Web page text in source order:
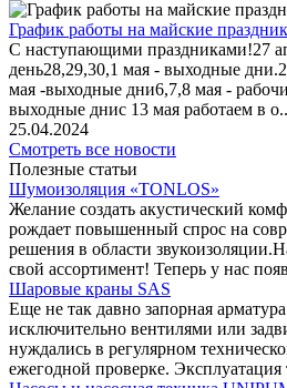
График работы на майские
С наступающими праздниками!27
день28,29,30,1 мая - выходные
мая -выходные дни6,7,8 мая -
выходные днис 13 мая работаем в о..
25.04.2024
Смотреть все новости
Полезные статьи
Шумоизоляция «TONLOS»
Желание создать акустический
рождает повышенный спрос на
решения в области
свой ассортимент! Теперь у нас
Шаровые краны SAS
Еще не так давно запорная
исключительно вентилями или
нуждались в регулярном
ежегодной проверке.